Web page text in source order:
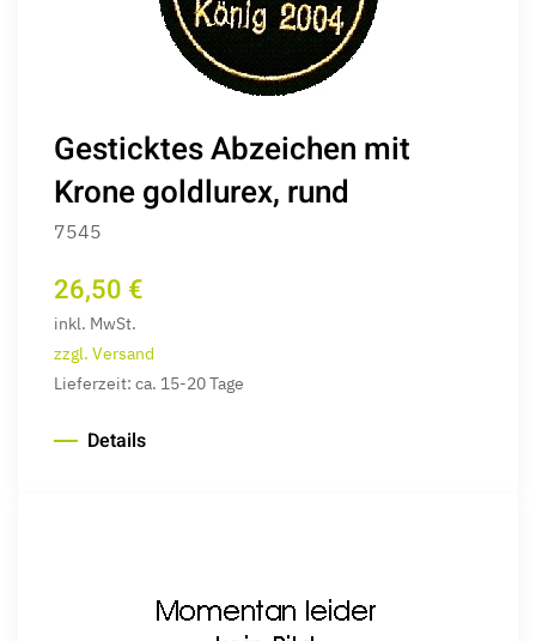
Gesticktes Abzeichen mit
Krone goldlurex, rund
7545
26,50 €
inkl. MwSt.
zzgl. Versand
Lieferzeit: ca. 15-20 Tage
Details